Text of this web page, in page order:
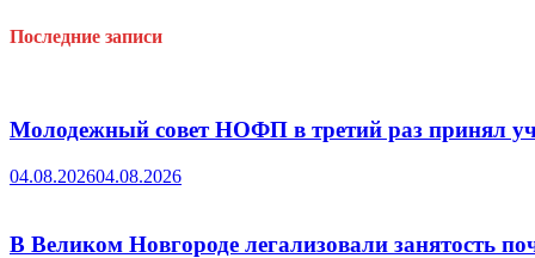
Последние записи
Молодежный совет НОФП в третий раз принял
04.08.202604.08.2026
В Великом Новгороде легализовали занятость